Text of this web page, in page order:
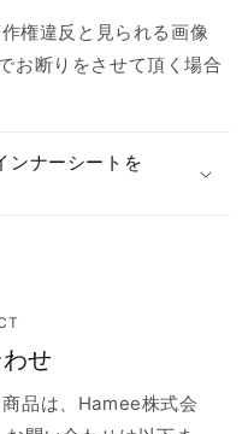
権違反と見られる画像
お断りをさせて頂く場合
ンナーシートを
せ
品は、Hamee株式会